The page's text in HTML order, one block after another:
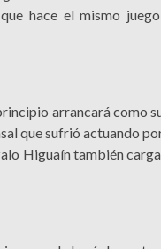
hace el mismo
arrancará como
que sufrió actuando
Higuaín también